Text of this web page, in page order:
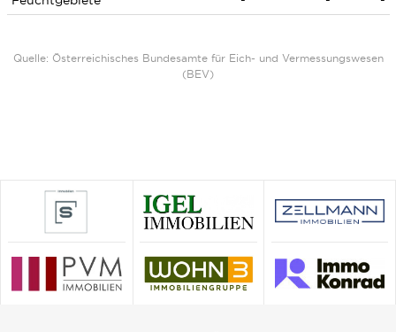
Quelle: Österreichisches Bundesamte für Eich- und Vermessungswesen
(BEV)